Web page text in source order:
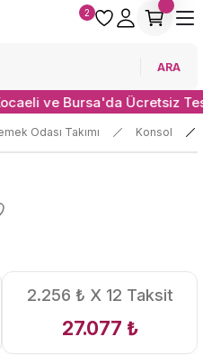
ARA
2
ve Bursa'da Ücretsiz
Odası Takımı Konsol
2.256 ₺ X 12 Taksit
27.077 ₺